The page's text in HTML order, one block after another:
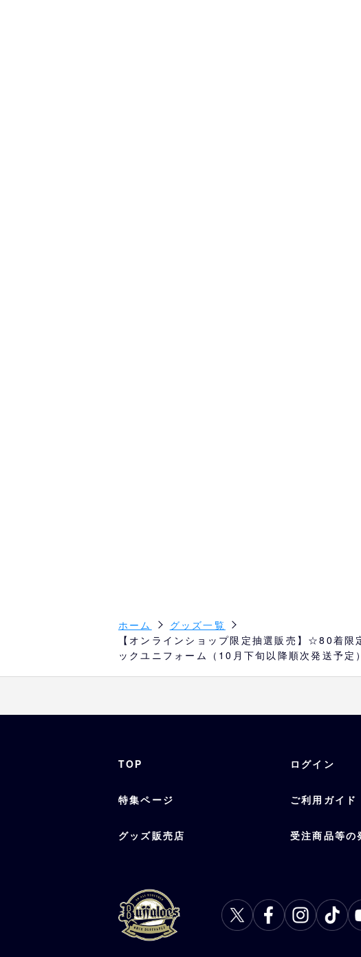
ホーム
グッズ一覧
【オンラインショップ限定抽選販売】☆80着
ックユニフォーム（10月下旬以降順次発送予定）
TOP ログイン
特集ページ ご利用ガイド
グッズ販売店 受注商品等の